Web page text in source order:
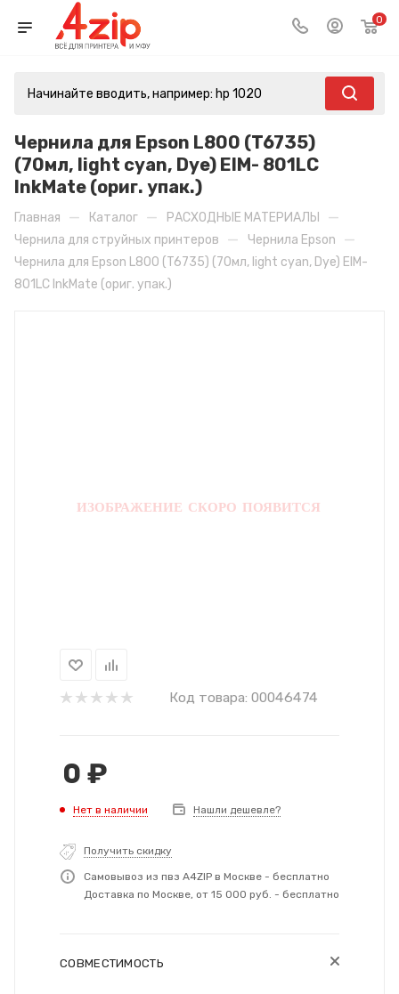
0
Чернила для Epson L800 (T6735)
(70мл, light cyan, Dye) EIM- 801LC
InkMate (ориг. упак.)
Главная — Каталог — РАСХОДНЫЕ МАТЕРИАЛЫ —
Чернила для струйных принтеров — Чернила Epson —
Чернила для Epson L800 (T6735) (70мл, light cyan, Dye) EIM-
801LC InkMate (ориг. упак.)
Код товара: 00046474
0 ₽
Нет в наличии Нашли дешевле?
Получить скидку
Самовывоз из пвз A4ZIP в Москве - бесплатно
Доставка по Москве, от 15 000 руб. - бесплатно
СОВМЕСТИМОСТЬ